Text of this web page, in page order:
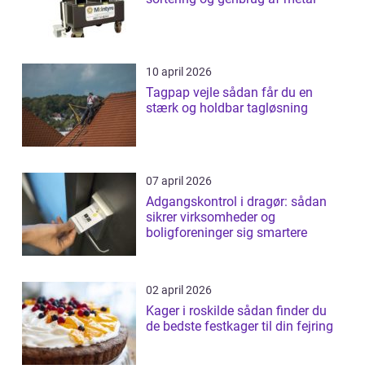
10 april 2026
Tagpap vejle sådan får du en
stærk og holdbar tagløsning
07 april 2026
Adgangskontrol i dragør: sådan
sikrer virksomheder og
boligforeninger sig smartere
02 april 2026
Kager i roskilde sådan finder du
de bedste festkager til din fejring